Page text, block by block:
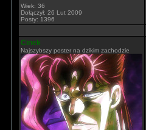
Wiek: 36
Dołączył: 26 Lut 2009
Posty: 1396
Cinek
Najszybszy poster na dzikim zachodzie